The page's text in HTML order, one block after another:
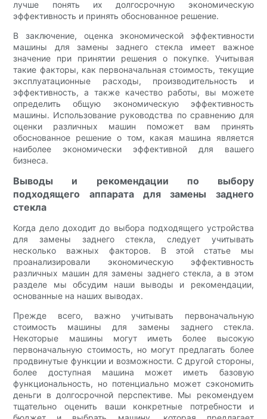
лучше понять их долгосрочную экономическую
эффективность и принять обоснованное решение.
В заключение, оценка экономической эффективности
машины для замены заднего стекла имеет важное
значение при принятии решения о покупке. Учитывая
такие факторы, как первоначальная стоимость, текущие
эксплуатационные расходы, производительность и
эффективность, а также качество работы, вы можете
определить общую экономическую эффективность
машины. Использование руководства по сравнению для
оценки различных машин поможет вам принять
обоснованное решение о том, какая машина является
наиболее экономически эффективной для вашего
бизнеса.
Выводы и рекомендации по выбору
подходящего аппарата для замены заднего
стекла
Когда дело доходит до выбора подходящего устройства
для замены заднего стекла, следует учитывать
несколько важных факторов. В этой статье мы
проанализировали экономическую эффективность
различных машин для замены заднего стекла, а в этом
разделе мы обсудим наши выводы и рекомендации,
основанные на наших выводах.
Прежде всего, важно учитывать первоначальную
стоимость машины для замены заднего стекла.
Некоторые машины могут иметь более высокую
первоначальную стоимость, но могут предлагать более
продвинутые функции и возможности. С другой стороны,
более доступная машина может иметь базовую
функциональность, но потенциально может сэкономить
деньги в долгосрочной перспективе. Мы рекомендуем
тщательно оценить ваши конкретные потребности и